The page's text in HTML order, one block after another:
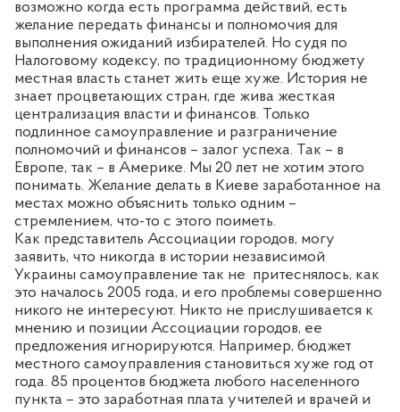
возможно когда есть программа действий, есть
желание передать финансы и полномочия для
выполнения ожиданий избирателей. Но судя по
Налоговому кодексу, по традиционному бюджету
местная власть станет жить еще хуже. История не
знает процветающих стран, где жива жесткая
централизация власти и финансов. Только
подлинное самоуправление и разграничение
полномочий и финансов – залог успеха. Так – в
Европе, так – в Америке. Мы 20 лет не хотим этого
понимать. Желание делать в Киеве заработанное на
местах можно объяснить только одним –
стремлением, что-то с этого поиметь.
Как представитель Ассоциации городов, могу
заявить, что никогда в истории независимой
Украины самоуправление так не притеснялось, как
это началось 2005 года, и его проблемы совершенно
никого не интересуют. Никто не прислушивается к
мнению и позиции Ассоциации городов, ее
предложения игнорируются. Например, бюджет
местного самоуправления становиться хуже год от
года. 85 процентов бюджета любого населенного
пункта – это заработная плата учителей и врачей и